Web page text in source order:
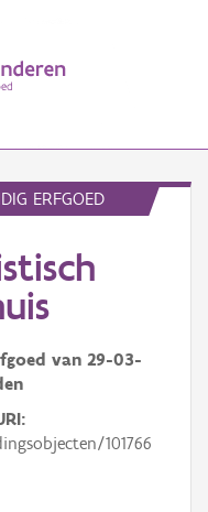
ERFGOED
van 29-03-
101766